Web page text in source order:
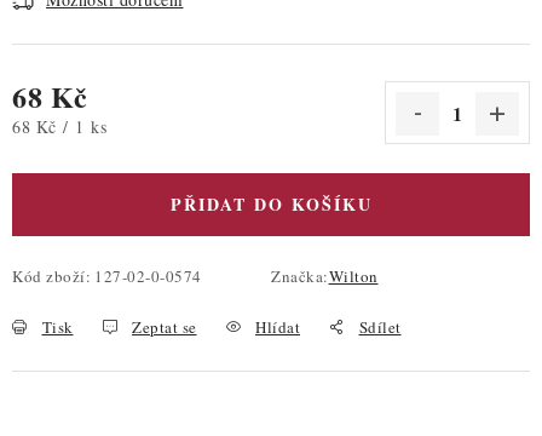
68 Kč
Měrná cena:
68 Kč / 1 ks
PŘIDAT DO KOŠÍKU
Kód zboží: 127-02-0-0574 Značka:Wilton
Tisk Zeptat se Hlídat Sdílet